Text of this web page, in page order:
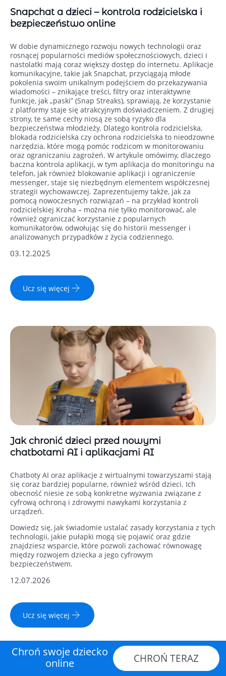
Snapchat a dzieci – kontrola rodzicielska i
bezpieczeństwo online
W dobie dynamicznego rozwoju nowych technologii oraz
rosnącej popularności mediów społecznościowych, dzieci i
nastolatki mają coraz większy dostęp do internetu. Aplikacje
komunikacyjne, takie jak Snapchat, przyciągają młode
pokolenia swoim unikalnym podejściem do przekazywania
wiadomości – znikające treści, filtry oraz interaktywne
funkcje, jak „paski” (Snap Streaks), sprawiają, że korzystanie
z platformy staje się atrakcyjnym doświadczeniem. Z drugiej
strony, te same cechy niosą ze sobą ryzyko dla
bezpieczeństwa młodzieży. Dlatego kontrola rodzicielska,
blokada rodzicielska czy ochrona rodzicielska to nieodzowne
narzędzia, które mogą pomóc rodzicom w monitorowaniu
oraz ograniczaniu zagrożeń. W artykule omówimy, dlaczego
baczna kontrola aplikacji, w tym aplikacja do monitoringu na
telefon, jak również blokowanie aplikacji i ograniczenie
messenger, staje się niezbędnym elementem współczesnej
strategii wychowawczej. Zaprezentujemy także, jak za
pomocą nowoczesnych rozwiązań – na przykład kontroli
rodzicielskiej Kroha – można nie tylko monitorować, ale
również ograniczać korzystanie z popularnych
komunikatorów, odwołując się do historii messenger i
analizowanych przypadków z życia codziennego.
03.12.2025
Ucz się więcej
Jak chronić dzieci przed nowymi
chatbotami AI i aplikacjami AI
Chatboty AI oraz aplikacje z wirtualnymi towarzyszami stają
się coraz bardziej popularne, również wśród dzieci. Ich
obecność niesie ze sobą konkretne wyzwania związane z
cyfrową ochroną i zdrowymi nawykami korzystania z
urządzeń.
Dowiedz się, jak świadomie ustalać zasady korzystania z tych
technologii, jakie pułapki mogą się pojawić oraz gdzie
znajdziesz wsparcie, które pozwoli zachować równowagę
między rozwojem dziecka a jego cyfrowym
bezpieczeństwem.
12.07.2026
Ucz się więcej
Chroń swoje dziecko
online
CHROŃ TERAZ